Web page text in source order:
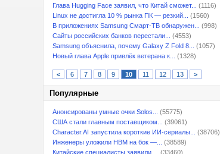
Глава Hugging Face заявил, что Китай сможет...
(1116)
Linux не достигла 10 % рынка ПК — резкий...
(1560)
В приложениях Samsung Смарт-ТВ обнаружен...
(998)
Сайты российских банков перестали...
(4553)
Samsung объяснила, почему Galaxy Z Fold 8...
(1057)
Новый глава Apple привлёк ветерана к...
(1328)
< 6 7 8 9 10 11 12 13 >
Популярные
Анонсированы умные очки Solos...
(55775)
США стали главным поставщиком...
(39061)
Character.AI запустила короткие ИИ-сериалы...
(38706)
Инженеры уложили HBM на бок —...
(38589)
Китайские специалисты заявили,...
(33460)